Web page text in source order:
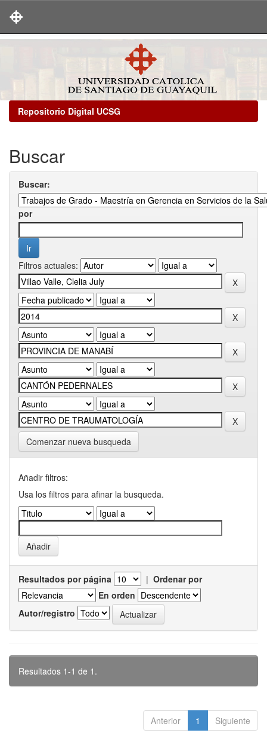
Repositorio Digital UCSG
Buscar
Buscar:
por
Filtros actuales:
Comenzar nueva busqueda
Añadir filtros:
Usa los filtros para afinar la busqueda.
Resultados por página | Ordenar por
En orden
Autor/registro
Resultados 1-1 de 1.
Anterior 1 Siguiente